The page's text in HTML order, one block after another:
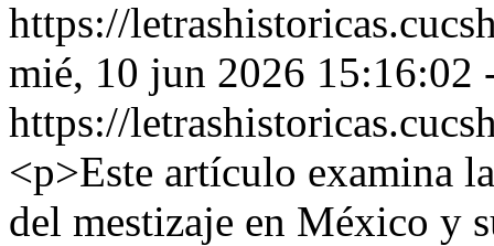
https://
mié, 10 jun 2026 15:16:02
https://
<p>Este artículo examina
del mestizaje en México y